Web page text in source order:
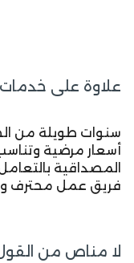
علاوة على خدمات
سنوات طويلة من
أسعار مرضية
المصداقية
فريق عمل محترف
لا مناص من